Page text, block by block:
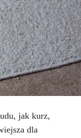
jak kurz,
dla